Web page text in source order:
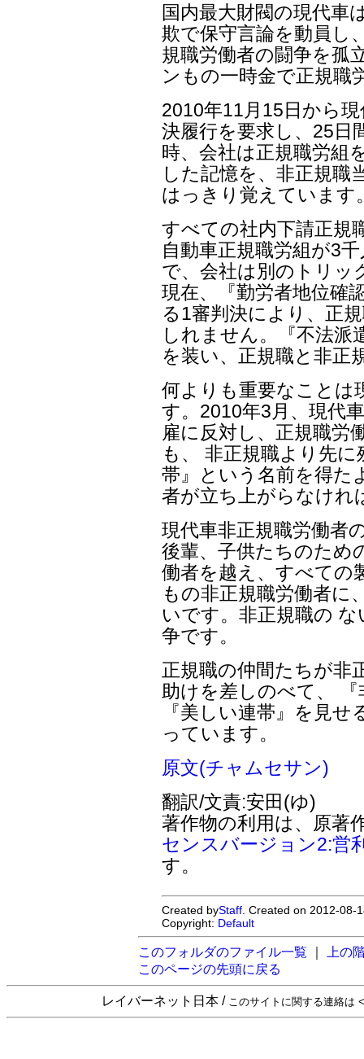
国内最大財閥の現代車
欺で保守言論を動員し
規職労働者の闘争を孤
ンもの一時金で正規職
2010年11月15日から
決履行を要求し、25日
時、会社は正規職労組
した記憶を、非正規職
はっきり覚えています
すべての社内下請正規
自動車正規職労組が3
で、会社は別のトリッ
現在、『勤労者地位確
る1審判決により、正
しれません。『不法派
を装い、正規職と非正
何よりも重要なことは
す。2010年3月、現代
雇に反対し、正規職労
も、 非正規職より先
帯』という名前を得た
者が立ち上がらなけれ
現代車非正規職労働者
後輩、子供たちのため
働者を越え、すべての
もの非正規職労働者に
いです。非正規職の
争です。
正規職の仲間たちが非
助けを差しのべて、
『美しい連帯』を見
っています。
原文(チャムセサン)
翻訳/文責:安田(ゆ)
著作物の利用は、原著
センスバージョン2:営
す。
Created byStaff . Created on 2012-
Copyright: Default
このフォルダのファイル一覧
上の
このページの先頭に戻る
レイバーネット日本 / このサイトに関する連絡は